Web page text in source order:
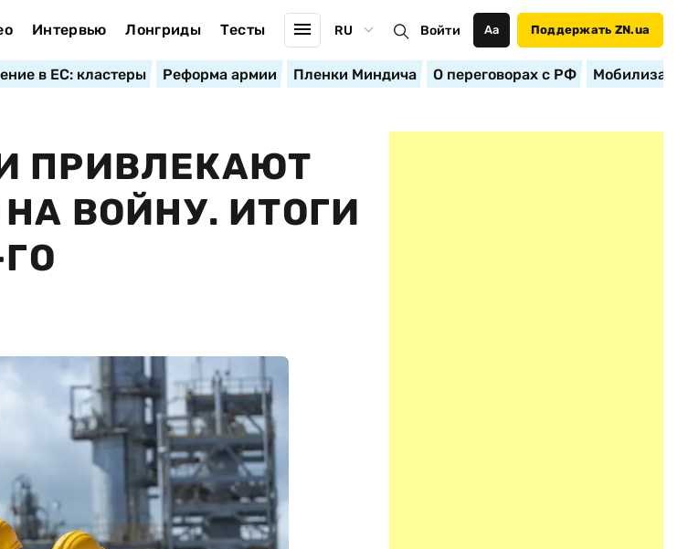
Интервью Лонгриды Тесты RU Войти Аа Поддержать ZN.ua
в ЕС: кластеры Реформа армии Пленки Миндича О переговорах с РФ
ПРИВЛЕКАЮТ
ВОЙНУ. ИТОГИ